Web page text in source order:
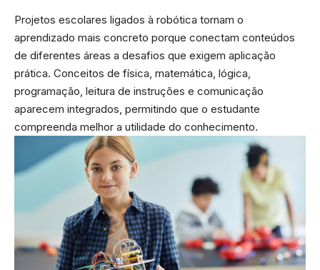
Projetos escolares ligados à robótica tornam o
aprendizado mais concreto porque conectam conteúdos
de diferentes áreas a desafios que exigem aplicação
prática. Conceitos de física, matemática, lógica,
programação, leitura de instruções e comunicação
aparecem integrados, permitindo que o estudante
compreenda melhor a utilidade do conhecimento.